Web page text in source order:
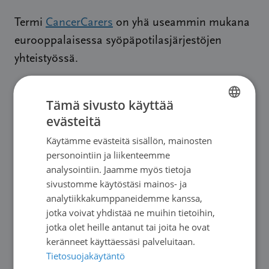
Termi CancerCarers on yhä useammin mukana
eurooppalaisessa syöpäpotilasjärjestöjen
yhteistyössä.
Uutiset|11.06.2026
SWEDISH
Tämä sivusto käyttää
evästeitä
Käytämme evästeitä sisällön, mainosten
personointiin ja liikenteemme
analysointiin. Jaamme myös tietoja
sivustomme käytöstäsi mainos- ja
analytiikkakumppaneidemme kanssa,
jotka voivat yhdistää ne muihin tietoihin,
jotka olet heille antanut tai joita he ovat
keränneet käyttäessäsi palveluitaan.
Tietosuojakäytäntö